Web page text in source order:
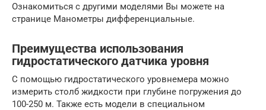
Ознакомиться с другими моделями Вы можете на
странице Манометры дифференциальные.
Преимущества использования
гидростатического датчика уровня
С помощью гидростатического уровнемера можно
измерить столб жидкости при глубине погружения до
100-250 м. Также есть модели в специальном